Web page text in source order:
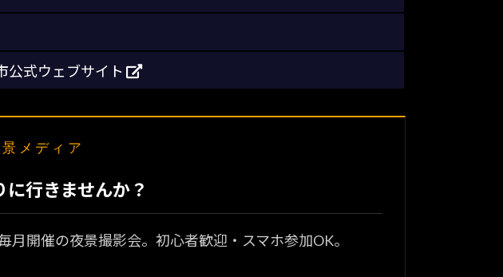
公式ウェブサイト
メディア
行きませんか？
開催の夜景撮影会。初心者歓迎・スマホ参加OK。